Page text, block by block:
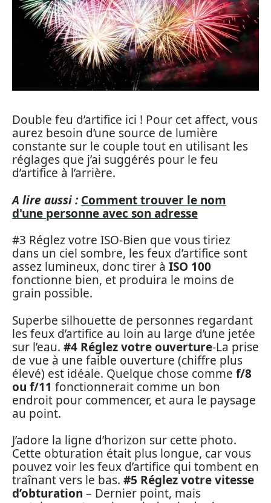
Double feu d’artifice ici ! Pour cet affect, vous
aurez besoin d’une source de lumière
constante sur le couple tout en utilisant les
réglages que j’ai suggérés pour le feu
d’artifice à l’arrière.
A lire aussi : Comment trouver le nom
d'une personne avec son adresse
#3 Réglez votre ISO-Bien que vous tiriez
dans un ciel sombre, les feux d’artifice sont
assez lumineux, donc tirer à ISO 100
fonctionne bien, et produira le moins de
grain possible.
Superbe silhouette de personnes regardant
les feux d’artifice au loin au large d’une jetée
sur l’eau. #4 Réglez votre ouverture-La prise
de vue à une faible ouverture (chiffre plus
élevé) est idéale. Quelque chose comme f/8
ou f/11 fonctionnerait comme un bon
endroit pour commencer, et aura le paysage
au point.
J’adore la ligne d’horizon sur cette photo.
Cette obturation était plus longue, car vous
pouvez voir les feux d’artifice qui tombent en
traînant vers le bas. #5 Réglez votre vitesse
d’obturation – Dernier point, mais